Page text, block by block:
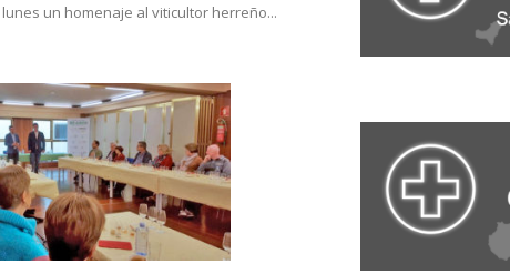
un homenaje al viticultor herreño...